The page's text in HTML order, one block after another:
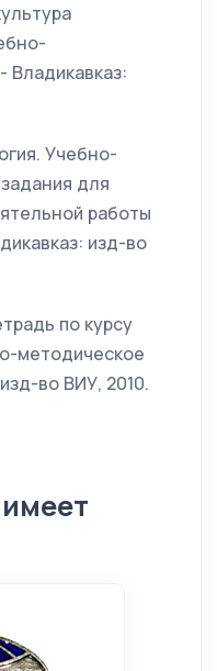
Владикавказ:
Учебно-
для
работы
изд-во
по курсу
методическое
во ВИУ, 2010.